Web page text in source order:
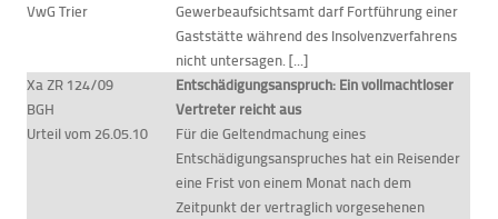
VwG Trier
Gewerbeaufsichtsamt darf Fortführung einer
Gaststätte während des Insolvenzverfahrens
nicht untersagen. [...]
Xa ZR 124/09
BGH
Urteil vom 26.05.10
Entschädigungsanspruch: Ein vollmachtloser
Vertreter reicht aus
Für die Geltendmachung eines
Entschädigungsanspruches hat ein Reisender
eine Frist von einem Monat nach dem
Zeitpunkt der vertraglich vorgesehenen